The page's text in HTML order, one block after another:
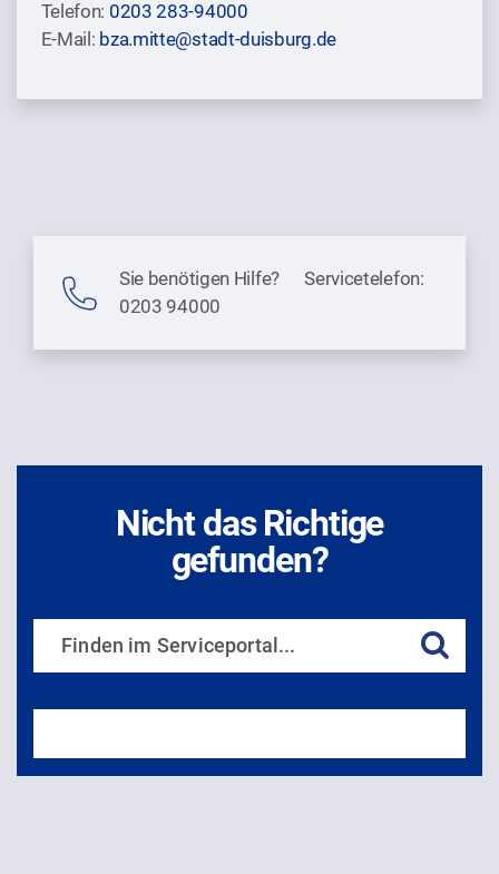
Telefon: 0203 283-94000
E-Mail: bza.mitte@stadt-duisburg.de
Sie benötigen Hilfe? Servicetelefon:
0203 94000
Nicht das Richtige
gefunden?